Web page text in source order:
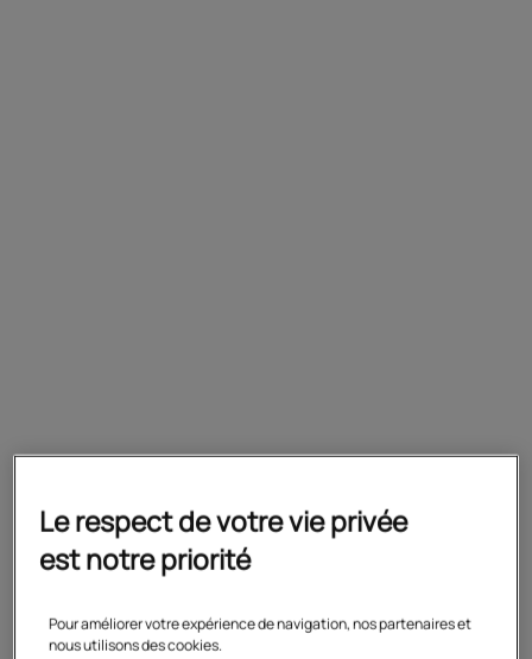
Préparation
Formation en année complète (1re puis
Le respect de votre vie privée
est notre priorité
Pour améliorer votre expérience de navigation, nos partenaires et
nous utilisons des cookies.